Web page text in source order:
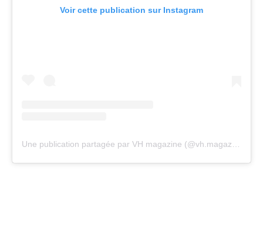
Voir cette publication sur Instagram
Une publication partagée par VH magazine (@vh.magazine)